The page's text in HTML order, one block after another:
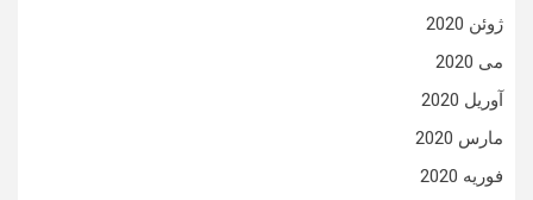
ژوئن 2020
می 2020
آوریل 2020
مارس 2020
فوریه 2020